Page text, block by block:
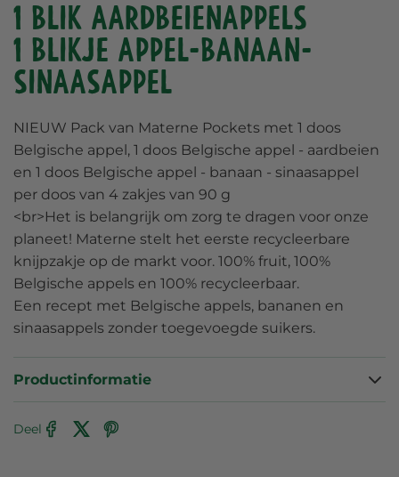
1 blik aardbeienappels
1 blikje Appel-Banaan-
Sinaasappel
NIEUW Pack van Materne Pockets met 1 doos
Belgische appel, 1 doos Belgische appel - aardbeien
en 1 doos Belgische appel - banaan - sinaasappel
per doos van 4 zakjes van 90 g
<br>Het is belangrijk om zorg te dragen voor onze
planeet! Materne stelt het eerste recycleerbare
knijpzakje op de markt voor. 100% fruit, 100%
Belgische appels en 100% recycleerbaar.
Een recept met Belgische appels, bananen en
sinaasappels zonder toegevoegde suikers.
Productinformatie
Deel